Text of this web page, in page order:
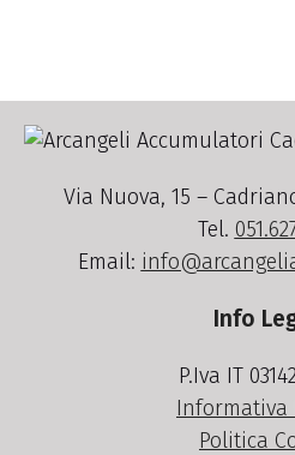
Via Nuova, 15 –
Tel.
Email:
Info
P.Iva IT
Informativa
Politica